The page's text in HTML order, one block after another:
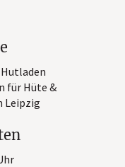
für Hüte &
Leipzig